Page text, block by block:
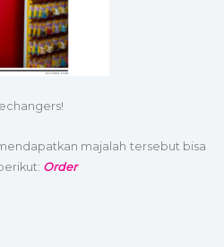
majalah tersebut bisa
Order